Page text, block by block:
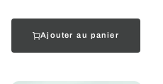
Ajouter au panier